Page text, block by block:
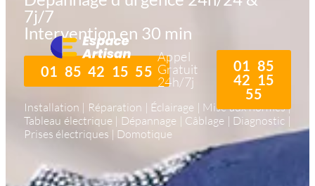
Appel
Gratuit
24h/7j
01 85
42 15
55
7j/7
Intervention en 30 min
01 85 42 15 55
Installation | Réparation | Éclairage | Mise aux normes |
Tableau électrique | Dépannage | Câblage | Diagnostic |
Prises électriques | Domotique